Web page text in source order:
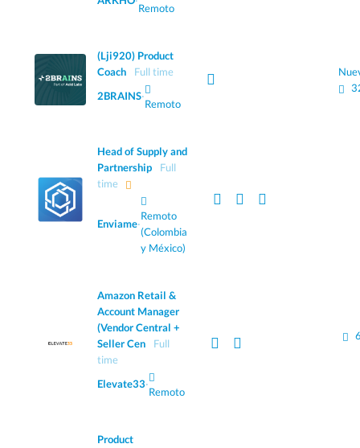
Remoto
(Lji920) Product
Coach
Full time
2BRAINS·
Remoto
Head of Supply and
Partnership
Full
time
Enviame·
Remoto
(Colombia
y México)
Amazon Retail &
Account Manager
(Vendor Central +
Seller Cen
Full
time
Elevate33·
Remoto
Product